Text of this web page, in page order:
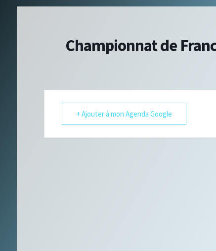
Championnat de
+ Ajouter à mon Agenda Google